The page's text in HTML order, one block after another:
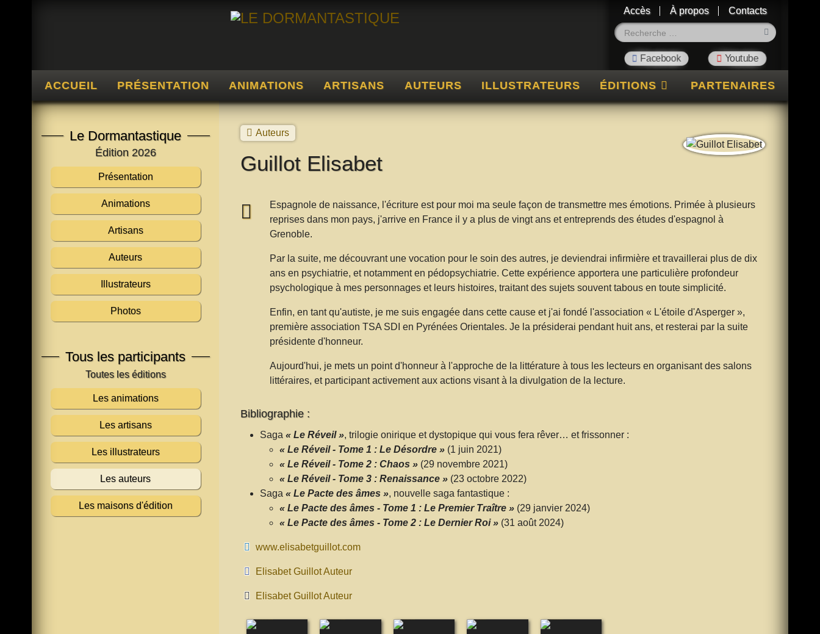
Accès À propos
Contacts
ACCUEIL PRÉSENTATION ANIMATIONS ARTISANS AUTEURS ILLUSTRATEURS ÉDITIONS PARTENAIRES
Le Dormantastique
Édition 2026
Présentation
Animations
Artisans
Auteurs
Illustrateurs
Photos
Tous les participants
Les animations
Les artisans
Les illustrateurs
Les auteurs
Les maisons d'édition
Auteurs
Guillot Elisabet
Espagnole de naissance, l'écriture est pour moi ma seule façon de transmettre mes émotions. Primée à plusieurs
reprises dans mon pays, j'arrive en France il y a plus de vingt ans et entreprends des études d'espagnol à
Grenoble.
Par la suite, me découvrant une vocation pour le soin des autres, je deviendrai infirmière et travaillerai plus de dix
ans en psychiatrie, et notamment en pédopsychiatrie. Cette expérience apportera une particulière profondeur
psychologique à mes personnages et leurs histoires, traitant des sujets souvent tabous en toute simplicité.
Enfin, en tant qu'autiste, je me suis engagée dans cette cause et j'ai fondé l'association « L'étoile d'Asperger »,
première association TSA SDI en Pyrénées Orientales. Je la présiderai pendant huit ans, et resterai par la suite
présidente d'honneur.
Aujourd'hui, je mets un point d'honneur à l'approche de la littérature à tous les lecteurs en organisant des salons
littéraires, et participant activement aux actions visant à la divulgation de la lecture.
Bibliographie :
Saga « Le Réveil », trilogie onirique et dystopique qui vous fera rêver… et frissonner :
« Le Réveil - Tome 1 : Le Désordre » (1 juin 2021)
« Le Réveil - Tome 2 : Chaos »(29 novembre 2021)
« Le Réveil - Tome 3 : Renaissance » (23 octobre 2022)
Saga « Le Pacte des âmes », nouvelle saga fantastique :
« Le Pacte des âmes - Tome 1 : Le Premier Traître »(29 janvier 2024)
« Le Pacte des âmes - Tome 2 : Le Dernier Roi »(31 août 2024)
www.elisabetguillot.com
Elisabet Guillot Auteur
Elisabet Guillot Auteur